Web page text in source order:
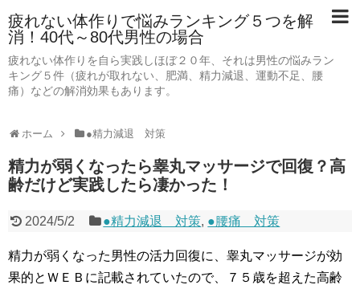
疲れない体作りで悩みランキング５つを解
消！40代～80代男性の場合
疲れない体作りを自ら実践しほぼ２０年、それは男性の悩みラン
キング５件（疲れが取れない、肥満、精力減退、運動不足、腰
痛）などの解消効果もあります。
ホーム ●精力減退 対策
精力が弱くなったら睾丸マッサージで回復？高
齢だけど実践したら凄かった！
2024/5/2 ●精力減退 対策, ●腰痛 対策
精力が弱くなった男性の活力回復に、睾丸マッサージが効
果的とＷＥＢに記載されていたので、７５歳を超えた高齢